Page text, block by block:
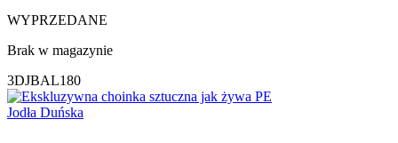
WYPRZEDANE
Brak w magazynie
3DJBAL180